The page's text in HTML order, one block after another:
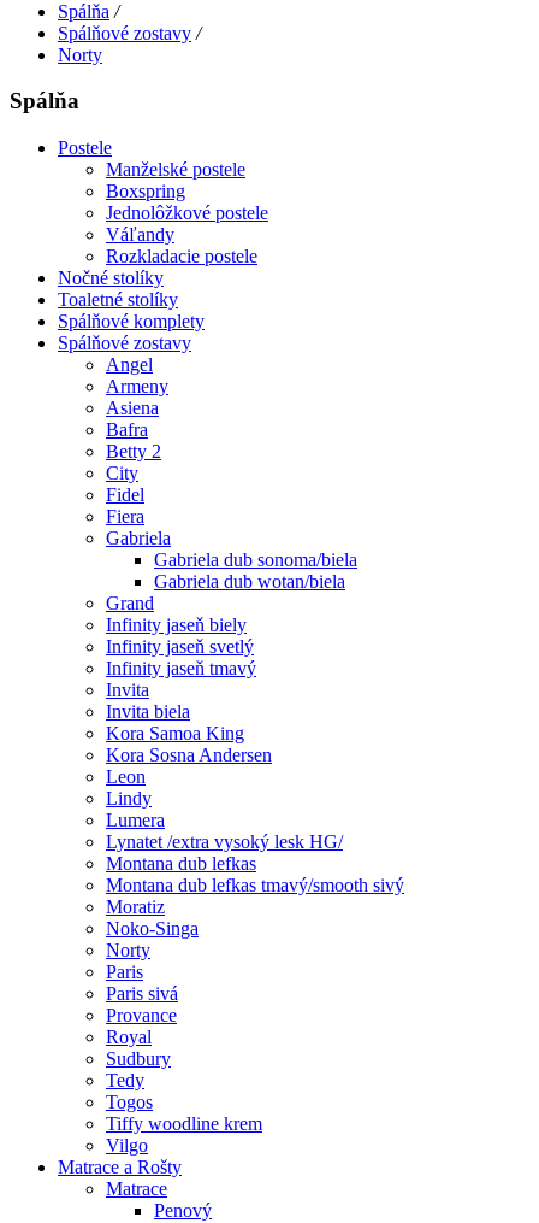
Spálňa /
Spálňové zostavy /
Norty
Spálňa
Postele
Manželské postele
Boxspring
Jednolôžkové postele
Váľandy
Rozkladacie postele
Nočné stolíky
Toaletné stolíky
Spálňové komplety
Spálňové zostavy
Angel
Armeny
Asiena
Bafra
Betty 2
City
Fidel
Fiera
Gabriela
Gabriela dub sonoma/biela
Gabriela dub wotan/biela
Grand
Infinity jaseň biely
Infinity jaseň svetlý
Infinity jaseň tmavý
Invita
Invita biela
Kora Samoa King
Kora Sosna Andersen
Leon
Lindy
Lumera
Lynatet /extra vysoký lesk HG/
Montana dub lefkas
Montana dub lefkas tmavý/smooth sivý
Moratiz
Noko-Singa
Norty
Paris
Paris sivá
Provance
Royal
Sudbury
Tedy
Togos
Tiffy woodline krem
Vilgo
Matrace a Rošty
Matrace
Penový